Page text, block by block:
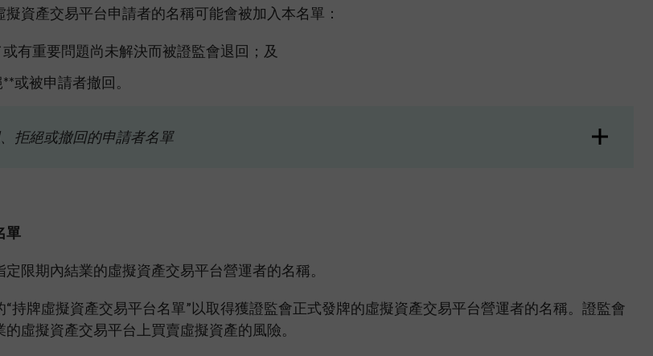
資產交易平台申請者的名稱可能會被加入本名單：
有重要問題尚未解決而被證監會退回；及
或被申請者撤回。
拒絕或撤回的申請者名單
單
限期內結業的虛擬資產交易平台營運者的名稱。
持牌虛擬資產交易平台名單”以取得獲證監會正式發牌的虛擬資產交易平台營運者的名稱。證監會
虛擬資產交易平台上買賣虛擬資產的風險。